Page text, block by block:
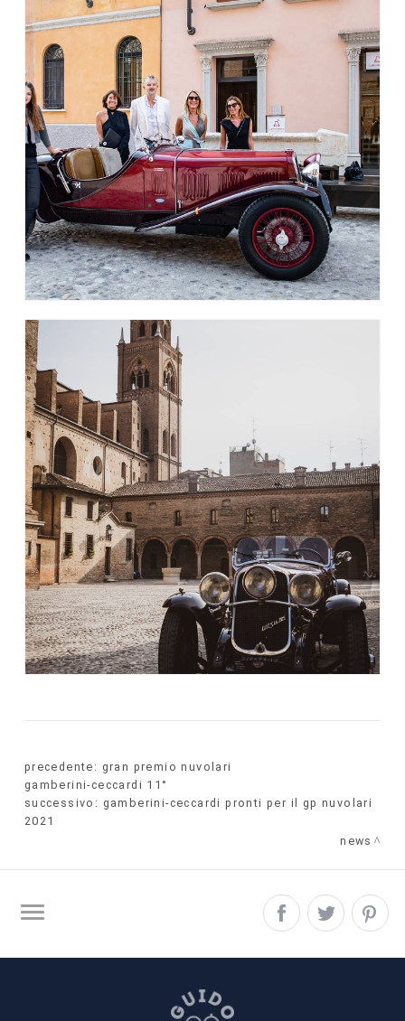
precedente: gran premio nuvolari
gamberini-ceccardi 11°
successivo: gamberini-ceccardi pronti per il gp nuvolari
2021
news
SITE MAP